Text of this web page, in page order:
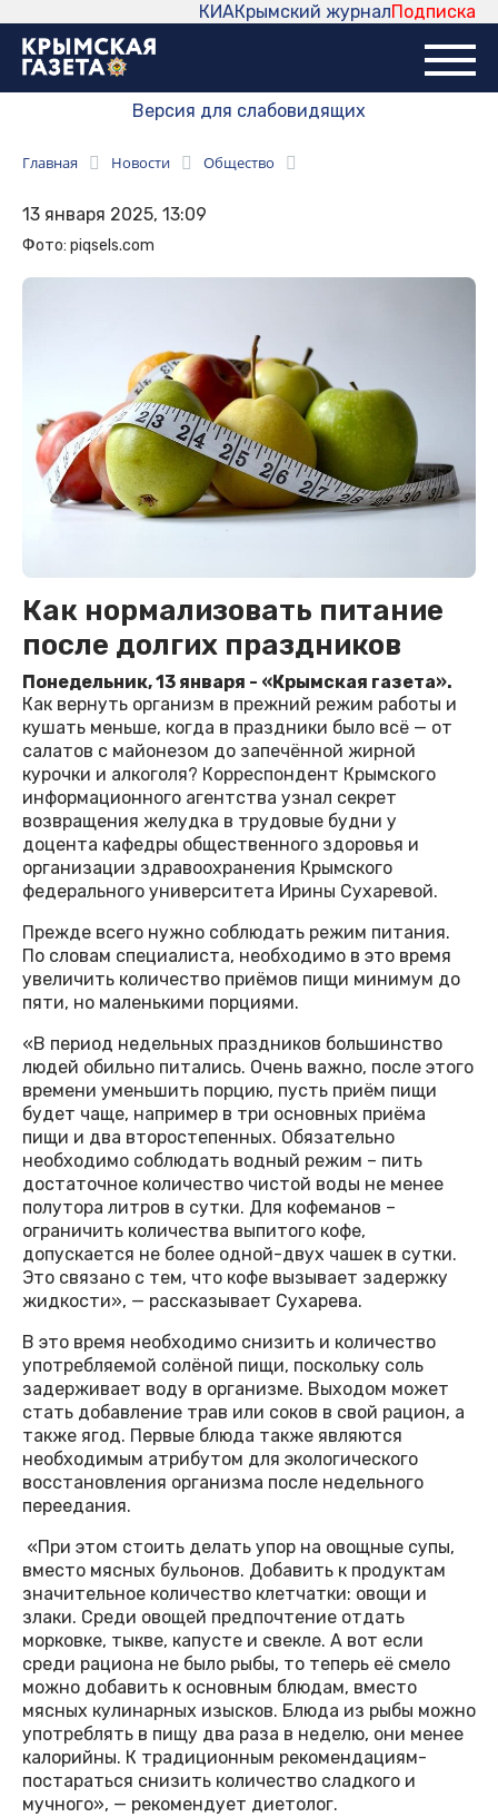
Подписка
Крымский журнал
КИА
Версия для слабовидящих
Главная Новости Общество
13 января 2025, 13:09
Фото: piqsels.com
Как нормализовать питание
после долгих праздников
Понедельник, 13 января - «Крымская газета».
Как вернуть организм в прежний режим работы и
кушать меньше, когда в праздники было всё — от
салатов с майонезом до запечённой жирной
курочки и алкоголя? Корреспондент Крымского
информационного агентства узнал секрет
возвращения желудка в трудовые будни у
доцента кафедры общественного здоровья и
организации здравоохранения Крымского
федерального университета Ирины Сухаревой.
Прежде всего нужно соблюдать режим питания.
По словам специалиста, необходимо в это время
увеличить количество приёмов пищи минимум до
пяти, но маленькими порциями.
«В период недельных праздников большинство
людей обильно питались. Очень важно, после этого
времени уменьшить порцию, пусть приём пищи
будет чаще, например в три основных приёма
пищи и два второстепенных. Обязательно
необходимо соблюдать водный режим – пить
достаточное количество чистой воды не менее
полутора литров в сутки. Для кофеманов –
ограничить количества выпитого кофе,
допускается не более одной-двух чашек в сутки.
Это связано с тем, что кофе вызывает задержку
жидкости», — рассказывает Сухарева.
В это время необходимо снизить и количество
употребляемой солёной пищи, поскольку соль
задерживает воду в организме. Выходом может
стать добавление трав или соков в свой рацион, а
также ягод. Первые блюда также являются
необходимым атрибутом для экологического
восстановления организма после недельного
переедания.
«При этом стоить делать упор на овощные супы,
вместо мясных бульонов. Добавить к продуктам
значительное количество клетчатки: овощи и
злаки. Среди овощей предпочтение отдать
морковке, тыкве, капусте и свекле. А вот если
среди рациона не было рыбы, то теперь её смело
можно добавить к основным блюдам, вместо
мясных кулинарных изысков. Блюда из рыбы можно
употреблять в пищу два раза в неделю, они менее
калорийны. К традиционным рекомендациям-
постараться снизить количество сладкого и
мучного», — рекомендует диетолог.